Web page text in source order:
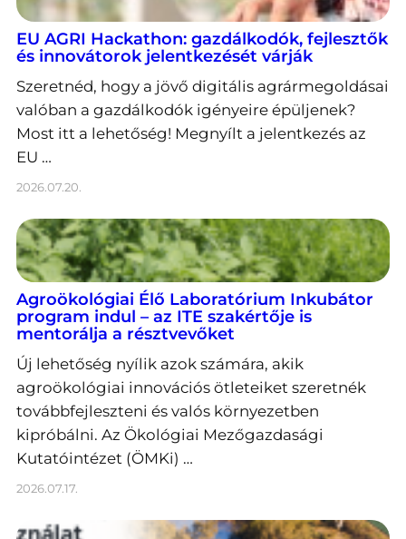
EU AGRI Hackathon: gazdálkodók, fejlesztők
és innovátorok jelentkezését várják
Szeretnéd, hogy a jövő digitális agrármegoldásai
valóban a gazdálkodók igényeire épüljenek?
Most itt a lehetőség! Megnyílt a jelentkezés az
EU …
2026.07.20.
Agroökológiai Élő Laboratórium Inkubátor
program indul – az ITE szakértője is
mentorálja a résztvevőket
Új lehetőség nyílik azok számára, akik
agroökológiai innovációs ötleteiket szeretnék
továbbfejleszteni és valós környezetben
kipróbálni. Az Ökológiai Mezőgazdasági
Kutatóintézet (ÖMKi) …
2026.07.17.